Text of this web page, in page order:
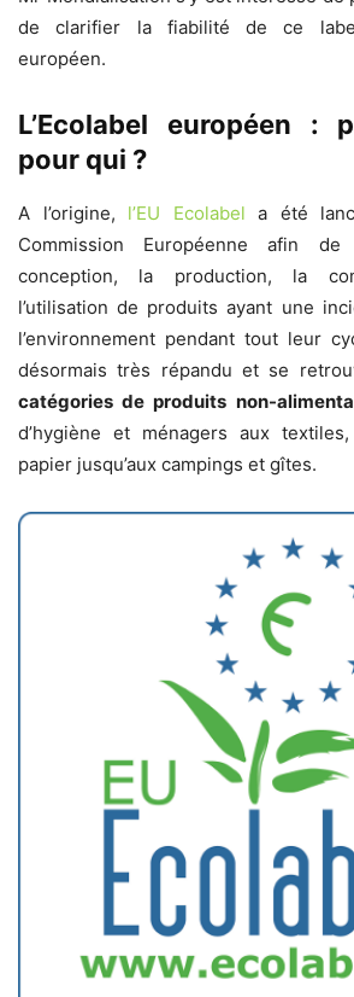
de clarifier la fiabilité de ce label
européen.
L’Ecolabel européen :
pour qui ?
A l’origine, l’EU Ecolabel a été
Commission Européenne afin
conception, la production, la
l’utilisation de produits ayant une
l’environnement pendant tout leur
désormais très répandu et se
catégories de produits non-
d’hygiène et ménagers aux
papier jusqu’aux campings et gîtes.